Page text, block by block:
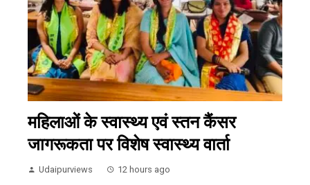
महिलाओं के स्वास्थ्य एवं स्तन कैंसर
जागरूकता पर विशेष स्वास्थ्य वार्ता
Udaipurviews 12 hours ago